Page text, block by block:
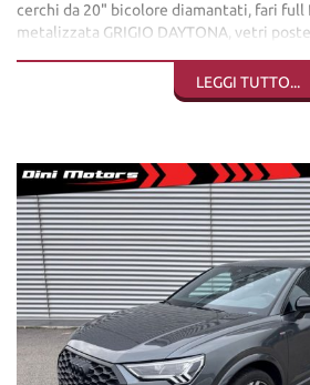
cerchi da 20" bicolore diamantati, fari full
metalizzata GRIGIO DAYTONA, vetri
volante, mantenimento della corsia,
virtual cockpit, sedili riscaldati, clima bi-
elettrica, keyless go, freno a mano
volante, alzacristalli elettrici, pacchetto
SUPER OFFERTA VALIDA CON PROMO
APPLICATA DAL PREZZO ORIGINARIO DI
obbligatoria)
PER VISIONARE LA DISPONIBILITà
AUTO CLICCATE SOTTO ENTRANDO
www.dinimotors.com
LEGGI TUTTO...